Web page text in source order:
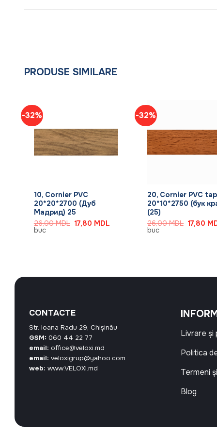
PRODUSE SIMILARE
-32%
10, Cornier PVC
20*20*2700 (Дуб
Мадрид) 25
26,00MDL Prețul
inițial
17,80 MDL
buc
-32%
20, Cornier PVC
20*10*2750 (бук
(25)
26,00MDL Prețul
inițial
17,80
buc
CONTACTE
Str. Ioana Radu 29, Chișinău
GSM: 060 44 22 77
email: office@veloxi.md
email: veloxigrup@yahoo.com
web: www.VELOXI.md
Livrare și
Politica
Termeni
Blog